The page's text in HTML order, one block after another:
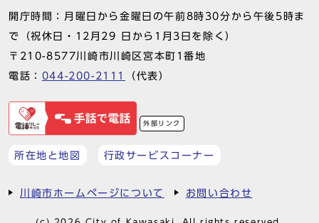
開庁時間：月曜日から金曜日の午前8時30分から午後5時ま
で（祝休日・12月29 日から1月3日を除く）
〒210-8577川崎市川崎区宮本町1番地
電話： 044-200-2111 （代表）
外部リンク
所在地と地図 行政サービスコーナー
川崎市ホームページについて お問い合わせ